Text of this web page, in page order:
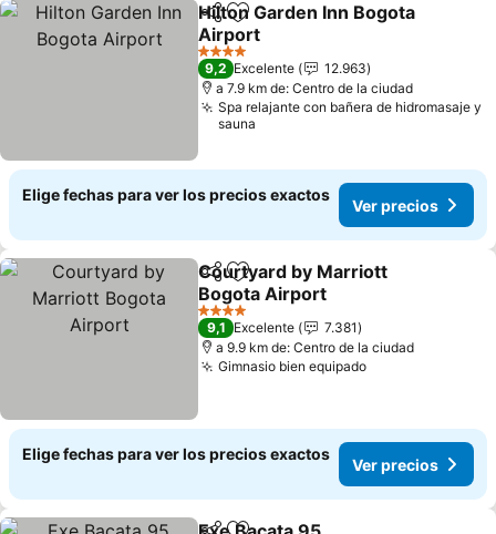
CompartirAgregar a favoritos
Hilton Garden Inn Bogota
Airport
Ver precios
4 Estrellas
9,2 Excelente
12.963
a 7.9 km de: Centro de la ciudad
Spa relajante con bañera de hidromasaje y
sauna
Elige fechas para ver los precios exactos
Ver precios
CompartirAgregar a favoritos
Courtyard by Marriott
Bogota Airport
Ver precios
4 Estrellas
9,1 Excelente
7.381
a 9.9 km de: Centro de la ciudad
Gimnasio bien equipadoVer precios
Elige fechas para ver los precios exactos
Ver precios